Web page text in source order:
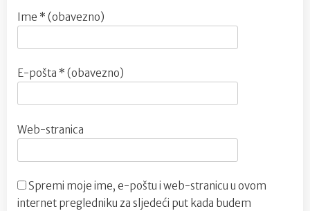
Ime * (obavezno)
E-pošta * (obavezno)
Web-stranica
Spremi moje ime, e-poštu i web-stranicu u ovom
internet pregledniku za sljedeći put kada budem